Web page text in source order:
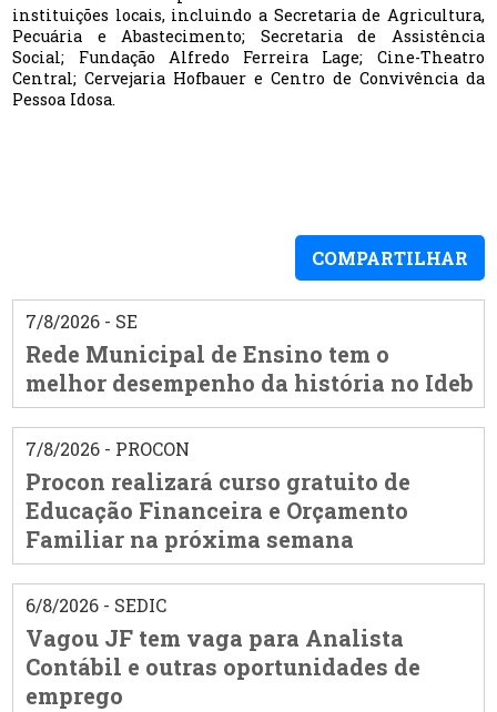
instituições locais, incluindo a Secretaria de Agricultura,
Pecuária e Abastecimento; Secretaria de Assistência
Social; Fundação Alfredo Ferreira Lage; Cine-Theatro
Central; Cervejaria Hofbauer e Centro de Convivência da
Pessoa Idosa.
COMPARTILHAR
7/8/2026 - SE
Rede Municipal de Ensino tem o
melhor desempenho da história no Ideb
7/8/2026 - PROCON
Procon realizará curso gratuito de
Educação Financeira e Orçamento
Familiar na próxima semana
6/8/2026 - SEDIC
Vagou JF tem vaga para Analista
Contábil e outras oportunidades de
emprego